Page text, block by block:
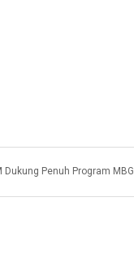
Dukung Penuh Program MBG